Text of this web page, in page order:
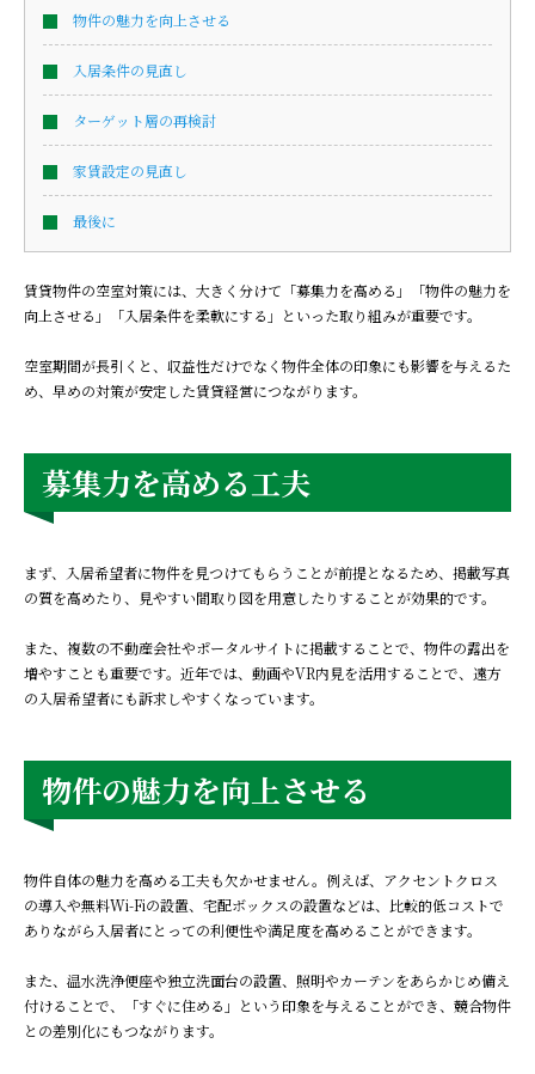
物件の魅力を向上させる
入居条件の見直し
ターゲット層の再検討
家賃設定の見直し
最後に
賃貸物件の空室対策には、大きく分けて「募集力を高める」「物件の魅力を
向上させる」「入居条件を柔軟にする」といった取り組みが重要です。
空室期間が長引くと、収益性だけでなく物件全体の印象にも影響を与えるた
め、早めの対策が安定した賃貸経営につながります。
募集力を高める工夫
まず、入居希望者に物件を見つけてもらうことが前提となるため、掲載写真
の質を高めたり、見やすい間取り図を用意したりすることが効果的です。
また、複数の不動産会社やポータルサイトに掲載することで、物件の露出を
増やすことも重要です。近年では、動画やVR内見を活用することで、遠方
の入居希望者にも訴求しやすくなっています。
物件の魅力を向上させる
物件自体の魅力を高める工夫も欠かせません。例えば、アクセントクロス
の導入や無料Wi-Fiの設置、宅配ボックスの設置などは、比較的低コストで
ありながら入居者にとっての利便性や満足度を高めることができます。
また、温水洗浄便座や独立洗面台の設置、照明やカーテンをあらかじめ備え
付けることで、「すぐに住める」という印象を与えることができ、競合物件
との差別化にもつながります。